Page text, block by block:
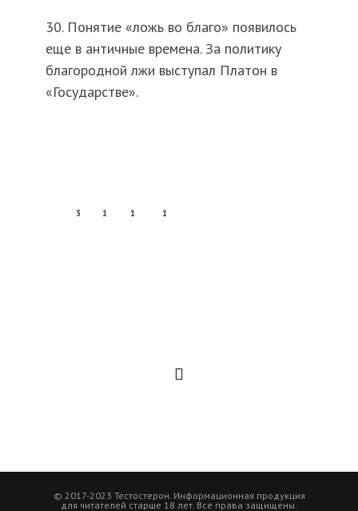
30. Понятие «ложь во благо» появилось
еще в античные времена. За политику
благородной лжи выступал Платон в
«Государстве».
3 1 1 1
© 2017-2023 Тестостерон. Информационная продукция
для читателей старше 18 лет. Все права защищены.